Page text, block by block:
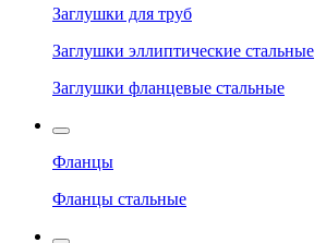
Заглушки для труб
Заглушки эллиптические стальные
Заглушки фланцевые стальные
Фланцы
Фланцы стальные